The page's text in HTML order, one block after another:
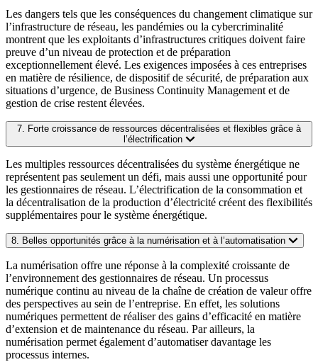
Les dangers tels que les conséquences du changement climatique sur
l’infrastructure de réseau, les pandémies ou la cybercriminalité
montrent que les exploitants d’infrastructures critiques doivent faire
preuve d’un niveau de protection et de préparation
exceptionnellement élevé. Les exigences imposées à ces entreprises
en matière de résilience, de dispositif de sécurité, de préparation aux
situations d’urgence, de Business Continuity Management et de
gestion de crise restent élevées.
7. Forte croissance de ressources décentralisées et flexibles grâce à
l’électrification
Les multiples ressources décentralisées du système énergétique ne
représentent pas seulement un défi, mais aussi une opportunité pour
les gestionnaires de réseau. L’électrification de la consommation et
la décentralisation de la production d’électricité créent des flexibilités
supplémentaires pour le système énergétique.
8. Belles opportunités grâce à la numérisation et à l’automatisation
La numérisation offre une réponse à la complexité croissante de
l’environnement des gestionnaires de réseau. Un processus
numérique continu au niveau de la chaîne de création de valeur offre
des perspectives au sein de l’entreprise. En effet, les solutions
numériques permettent de réaliser des gains d’efficacité en matière
d’extension et de maintenance du réseau. Par ailleurs, la
numérisation permet également d’automatiser davantage les
processus internes.